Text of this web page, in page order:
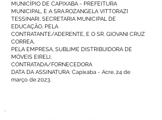
MUNICÍPIO DE CAPIXABA - PREFEITURA
MUNICIPAL, E A SRA.ROZANGELA VITTORAZI
TESSINARI, SECRETARIA MUNICIPAL DE
EDUCAÇÃO, PELA
CONTRATANTE/ADERENTE, E O SR. GIOVANI CRUZ
CORREA,
PELA EMPRESA, SUBLIME DISTRIBUIDORA DE
MÓVEIS EIRELI,
CONTRATADA/FORNECEDORA
DATA DA ASSINATURA: Capixaba - Acre, 24 de
março de 2023.